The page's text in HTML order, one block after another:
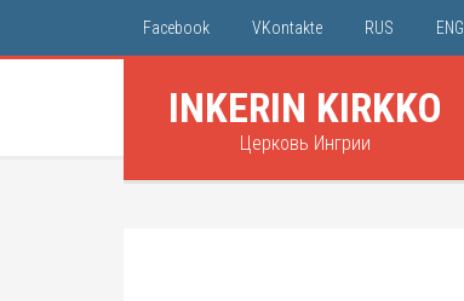
Facebook VKontakte RUS ENG
INKERIN KIRKKO
Церковь Ингрии